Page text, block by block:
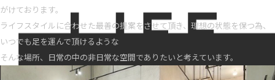
がけております。
ライフスタイルに合わせた最善の提案をさせて頂き、理想の状態を保つ為、
いつでも足を運んで頂けるような
そんな場所、日常の中の非日常な空間でありたいと考えています。